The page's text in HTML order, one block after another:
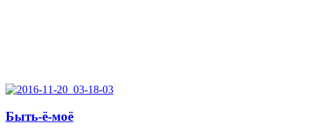
Быть-ё-моё